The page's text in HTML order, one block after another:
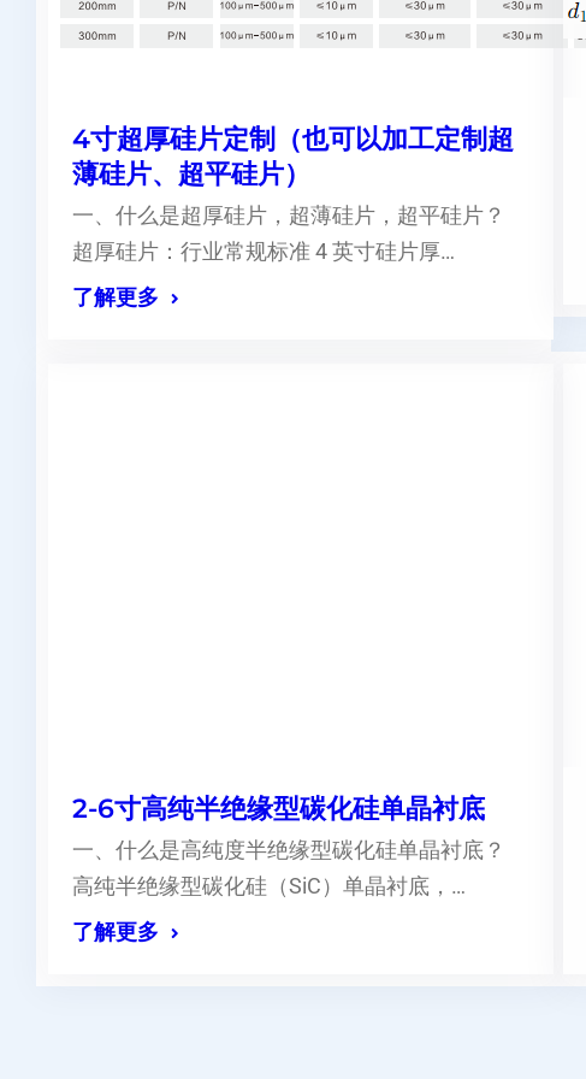
4寸超厚硅片定制（也可以加工定制超
薄硅片、超平硅片）
一、什么是超厚硅片，超薄硅片，超平硅片？
超厚硅片：行业常规标准 4 英寸硅片厚…
了解更多
2-6寸高纯半绝缘型碳化硅单晶衬底
一、什么是高纯度半绝缘型碳化硅单晶衬底？
高纯半绝缘型碳化硅（SiC）单晶衬底，…
了解更多